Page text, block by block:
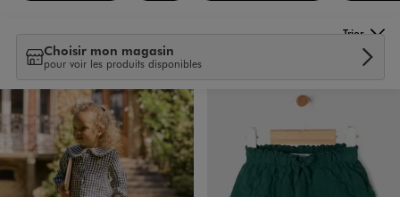
Choisir mon magasin
pour voir les produits disponibles
Trier